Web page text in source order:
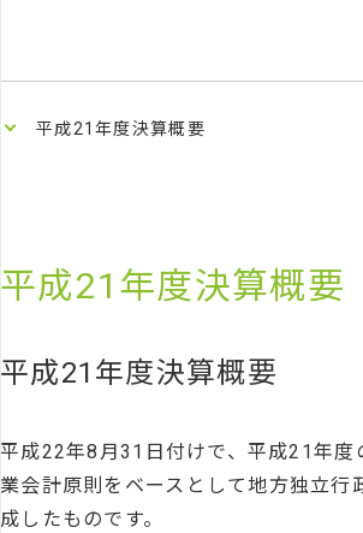
平成21年度決算概要
平成21年度決算概要
平成21年度決算概要
平成22年8月31日付けで、平成21年
業会計原則をベースとして地方独立
成したものです。